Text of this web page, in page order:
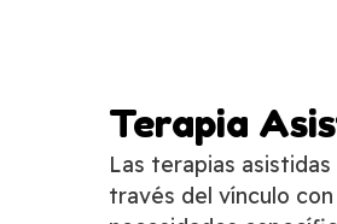
Terapia
Las terapias
través del vínculo